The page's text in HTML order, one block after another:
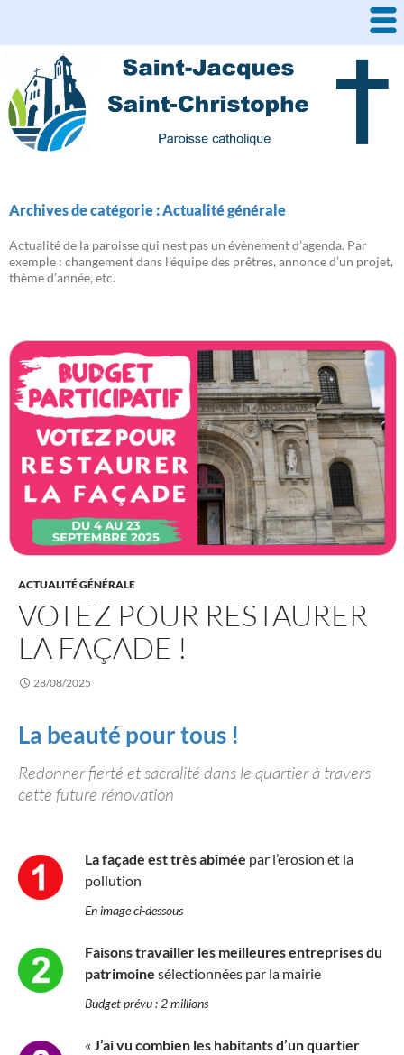
contenu
Archives de catégorie : Actualité générale
Actualité de la paroisse qui n’est pas un évènement d’agenda. Par
exemple : changement dans l’équipe des prêtres, annonce d’un projet,
thème d’année, etc.
ACTUALITÉ GÉNÉRALE
VOTEZ POUR RESTAURER
LA FAÇADE !
28/08/2025
La beauté pour tous !
Redonner fierté et sacralité dans le quartier à travers
cette future rénovation
La façade est très abîmée par l’erosion et la
pollution
En image ci-dessous
Faisons travailler les meilleures entreprises du
patrimoine sélectionnées par la mairie
Budget prévu : 2 millions
« J’ai vu combien les habitants d’un quartier